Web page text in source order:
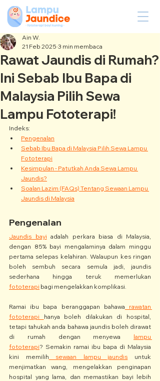
Rawat Jaundis di Rumah?
Ini Sebab Ibu Bapa di
Malaysia Pilih Sewa
Lampu Fototerapi!
Ain W.
21 Feb 2025 3 min membaca
Indeks:
Pengenalan
Sebab Ibu Bapa di Malaysia Pilih Sewa Lampu
Fototerapi
Kesimpulan - Patutkah Anda Sewa Lampu
Jaundis?
Soalan Lazim (FAQs) Tentang Sewaan Lampu
Jaundis di Malaysia
Pengenalan
Jaundis bayi adalah perkara biasa di Malaysia,
dengan 85% bayi mengalaminya dalam minggu
pertama selepas kelahiran. Walaupun kes ringan
boleh sembuh secara semula jadi, jaundis
fototerapi bagi mengelakkan komplikasi.
Ramai ibu bapa beranggapan bahawa rawatan
fototerapi hanya boleh dilakukan di hospital,
tetapi tahukah anda bahawa jaundis boleh dirawat
di rumah dengan menyewa lampu
fototerapi? Semakin ramai ibu bapa di Malaysia
kini memilih sewaan lampu jaundis untuk
menjimatkan wang, mengelakkan penginapan
hospital yang lama, dan memastikan bayi lebih